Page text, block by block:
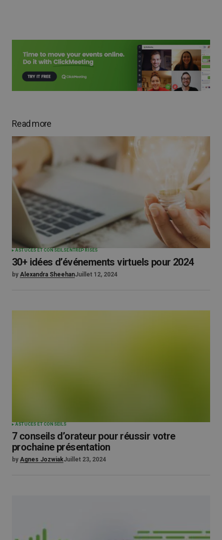
Read more
ASTUCES ET CONSEILS ENTREPRISES
30+ idées d’événements virtuels pour 2024
by Alexandra SheehanJuillet 12, 2024
ASTUCES ET CONSEILS
7 conseils d’orateur pour réussir votre
prochaine présentation
by Agnes JozwiakJuillet 23, 2024